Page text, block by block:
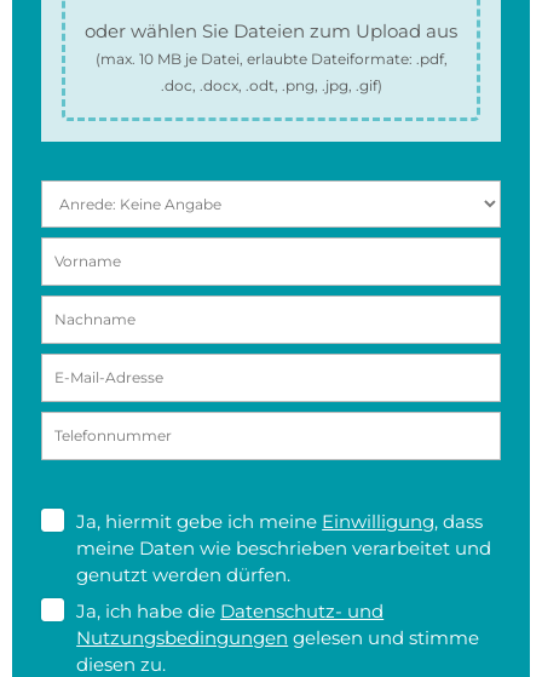
oder wählen Sie Dateien zum Upload aus
(max. 10 MBje Datei, erlaubte Dateiformate: .pdf,
.doc, .docx, .odt, .png, .jpg, .gif)
Ja, hiermit gebe ich meine Einwilligung, dass
meine Daten wie beschrieben verarbeitet und
genutzt werden dürfen.
Ja, ich habe die Datenschutz- und
Nutzungsbedingungen gelesen und stimme
diesen zu.